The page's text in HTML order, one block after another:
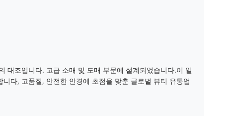
대조입니다. 고급 소매 및 도매 부문에 설계되었습니다.이 일
다, 고품질, 안전한 안경에 초점을 맞춘 글로벌 뷰티 유통업